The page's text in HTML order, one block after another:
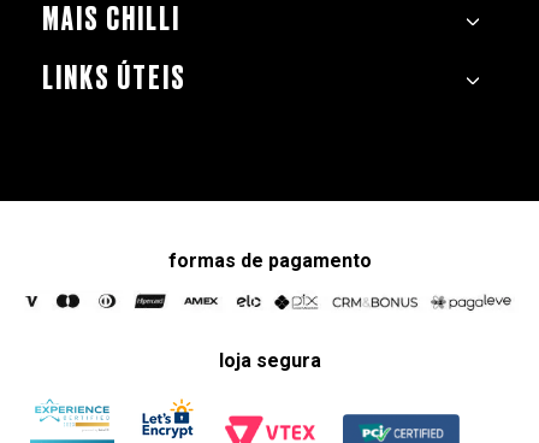
MAIS CHILLI
LINKS ÚTEIS
formas de pagamento
loja segura